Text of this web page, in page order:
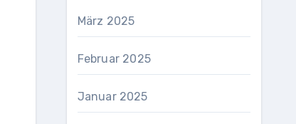
März 2025
Februar 2025
Januar 2025